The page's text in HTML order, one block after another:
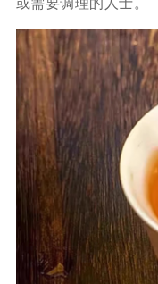
或需要调理的人士。